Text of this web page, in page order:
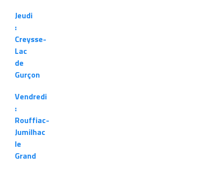
Jeudi
:
Creysse-
Lac
de
Gurçon
Vendredi
:
Rouffiac-
Jumilhac
le
Grand